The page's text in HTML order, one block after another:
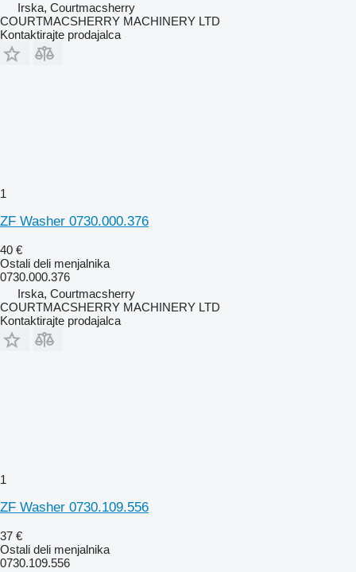
Irska, Courtmacsherry
COURTMACSHERRY MACHINERY LTD
Kontaktirajte prodajalca
1
ZF Washer 0730.000.376
40 €
Ostali deli menjalnika
0730.000.376
Irska, Courtmacsherry
COURTMACSHERRY MACHINERY LTD
Kontaktirajte prodajalca
1
ZF Washer 0730.109.556
37 €
Ostali deli menjalnika
0730.109.556